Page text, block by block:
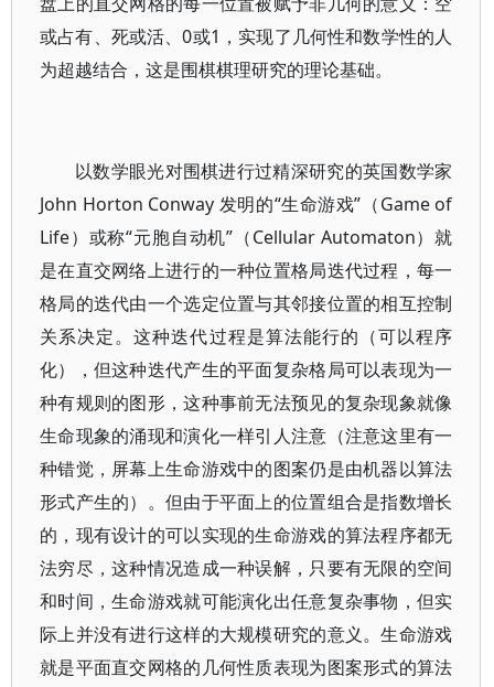
或占有、死或活、0或1，实现了几何性和数学性的人
为超越结合，这是围棋棋理研究的理论基础。
以数学眼光对围棋进行过精深研究的英国数学家
John Horton Conway 发明的“生命游戏”（Game of
Life）或称“元胞自动机”（Cellular Automaton）就
是在直交网络上进行的一种位置格局迭代过程，每一
格局的迭代由一个选定位置与其邻接位置的相互控制
关系决定。这种迭代过程是算法能行的（可以程序
化），但这种迭代产生的平面复杂格局可以表现为一
种有规则的图形，这种事前无法预见的复杂现象就像
生命现象的涌现和演化一样引人注意（注意这里有一
种错觉，屏幕上生命游戏中的图案仍是由机器以算法
形式产生的）。但由于平面上的位置组合是指数增长
的，现有设计的可以实现的生命游戏的算法程序都无
法穷尽，这种情况造成一种误解，只要有无限的空间
和时间，生命游戏就可能演化出任意复杂事物，但实
际上并没有进行这样的大规模研究的意义。生命游戏
就是平面直交网格的几何性质表现为图案形式的算法